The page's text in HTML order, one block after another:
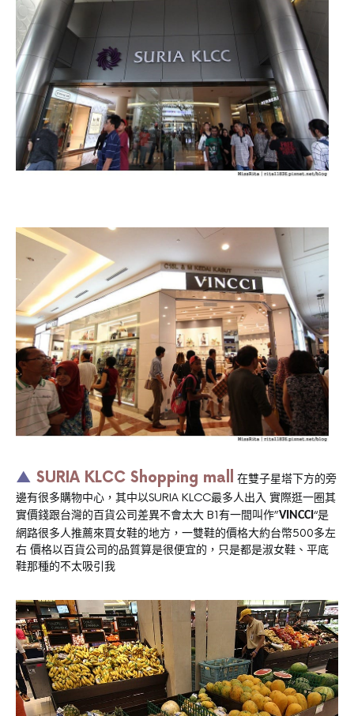
▲ SURIA KLCC Shopping mall 在雙子星塔下方的旁
邊有很多購物中心，其中以SURIA KLCC最多人出入 實際逛一圈其
實價錢跟台灣的百貨公司差異不會太大 B1有一間叫作”VINCCI“是
網路很多人推薦來買女鞋的地方，一雙鞋的價格大約台幣500多左
右 價格以百貨公司的品質算是很便宜的，只是都是淑女鞋、平底
鞋那種的不太吸引我